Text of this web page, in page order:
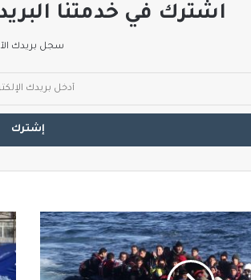
اشترك في خدمتنا
سجل بريدك